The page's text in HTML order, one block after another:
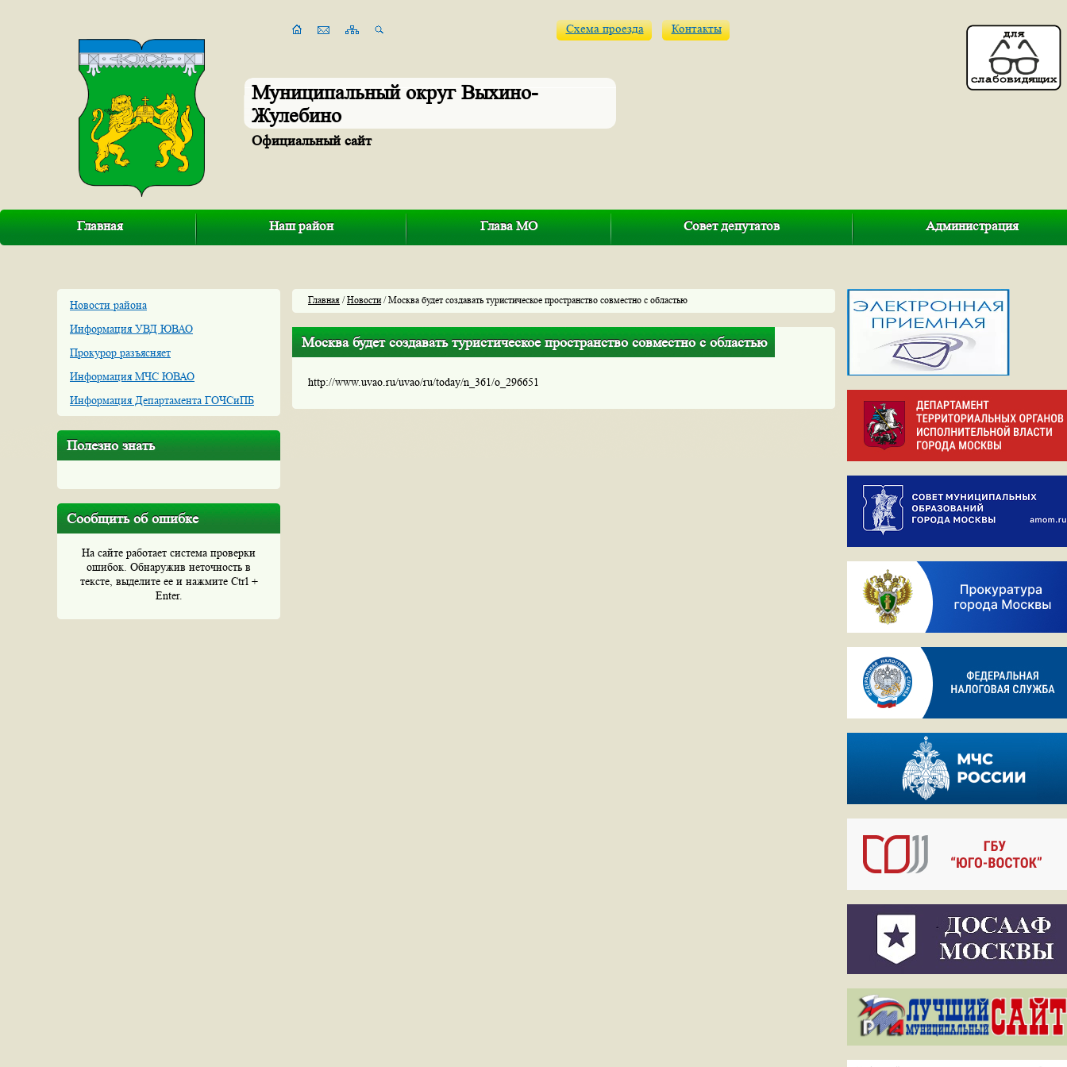
Муниципальный округ Выхино-
Жулебино
Официальный сайт
Схема проезда Контакты
Главная Наш район Глава МО Совет депутатов Администрация
Новости района
Информация УВД ЮВАО
Прокурор разъясняет
Информация МЧС ЮВАО
Информация Департамента ГОЧСиПБ
Полезно знать
Сообщить об ошибке
На сайте работает система проверки
ошибок. Обнаружив неточность в
тексте, выделите ее и нажмите Ctrl +
Enter.
Главная /Новости/ Москва будет создавать туристическое пространство совместно с областью
Москва будет создавать туристическое пространство совместно с областью
http://www.uvao.ru/uvao/ru/today/n_361/o_296651